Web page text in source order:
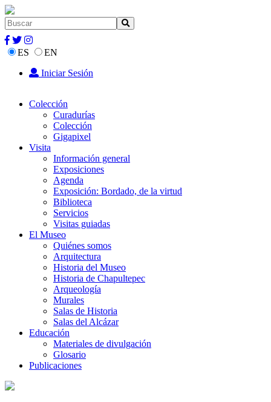
ES
EN
Iniciar Sesión
Colección
Curadurías
Colección
Gigapixel
Visita
Información general
Exposiciones
Agenda
Exposición: Bordado, de la virtud
Biblioteca
Servicios
Visitas guiadas
El Museo
Quiénes somos
Arquitectura
Historia del Museo
Historia de Chapultepec
Arqueología
Murales
Salas de Historia
Salas del Alcázar
Educación
Materiales de divulgación
Glosario
Publicaciones